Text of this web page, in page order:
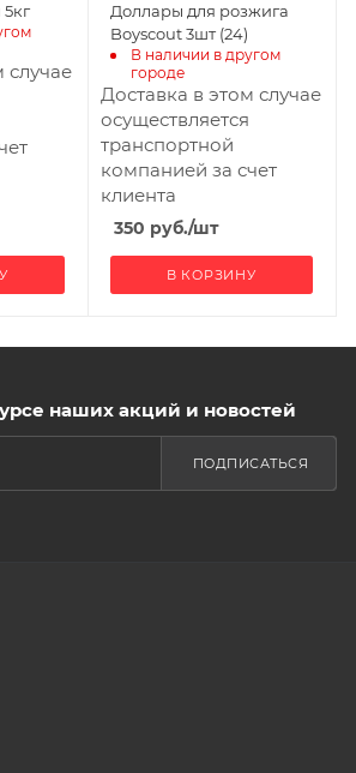
случае
Доллары для розжига
Boyscout 3шт (24)
В наличии в другом
городе
Доставка в этом случае
осуществляется
транспортной
компанией за счет
клиента
350 руб./шт
В КОРЗИНУ
наших акций и новостей
ПОДПИСАТЬСЯ